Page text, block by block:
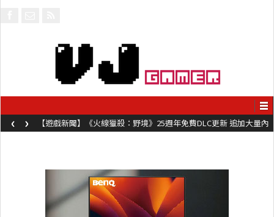
【遊戲新聞】《火線獵殺：野境》25週年免費DLC更新 追加大量內
容同時系舊作限時超平價折扣
‹ ›